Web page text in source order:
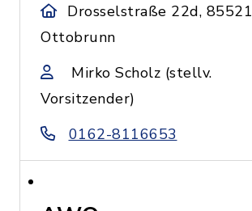
Drosselstraße 22d, 85521
Ottobrunn
Mirko Scholz (stellv.
Vorsitzender)
0162-8116653